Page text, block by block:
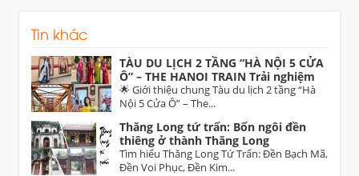
Tin khác
TÀU DU LỊCH 2 TẦNG “HÀ NỘI 5 CỬA
Ô” – THE HANOI TRAIN Trải nghiệm
di sản độc đáo dịp 30/4 trên tuyến Hà
Nội – Từ Sơn (Bắc Ninh)
🌟 Giới thiệu chung Tàu du lịch 2 tầng “Hà
Nội 5 Cửa Ô” – The...
Thăng Long tứ trấn: Bốn ngôi đền
thiêng ở thành Thăng Long
Tìm hiểu Thăng Long Tứ Trấn: Đền Bạch Mã,
Đền Voi Phục, Đền Kim...